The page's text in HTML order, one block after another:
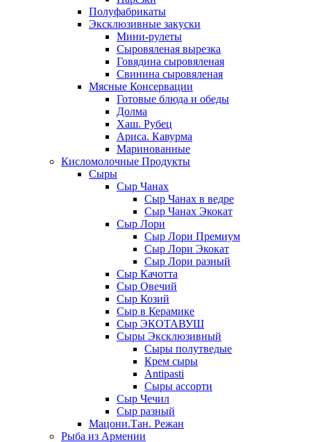
Полуфабрикаты
Эксклюзивные закуски
Мини-рулеты
Сыровяленая вырезка
Говядина сыровяленая
Свинина сыровяленая
Мясные Консервации
Готовые блюда и обеды
Долма
Хаш. Рубец
Ариса. Кавурма
Маринованные
Кисломолочные Продукты
Сыры
Сыр Чанах
Сыр Чанах в ведре
Сыр Чанах Экокат
Сыр Лори
Сыр Лори Премиум
Сыр Лори Экокат
Сыр Лори разный
Сыр Качотта
Сыр Овечий
Сыр Козий
Сыр в Керамике
Сыр ЭКОТАВУШ
Сыры Эксклюзивный
Сыры полутведые
Крем сыры
Antipasti
Сыры ассорти
Сыр Чечил
Сыр разный
Мацони.Тан. Режан
Рыба из Армении